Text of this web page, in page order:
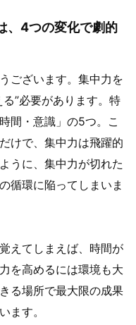
、4つの変化で劇的
ございます。集中力を
”必要があります。特
間・意識」の5つ。こ
けで、集中力は飛躍的
うに、集中力が切れた
循環に陥ってしまいま
えてしまえば、時間が
を高めるには環境も大
る場所で最大限の成果
ます。